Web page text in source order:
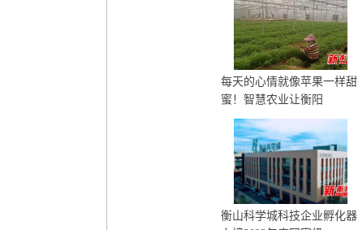
每天的心情就像苹果一样甜
蜜！智慧农业让衡阳
衡山科学城科技企业孵化器